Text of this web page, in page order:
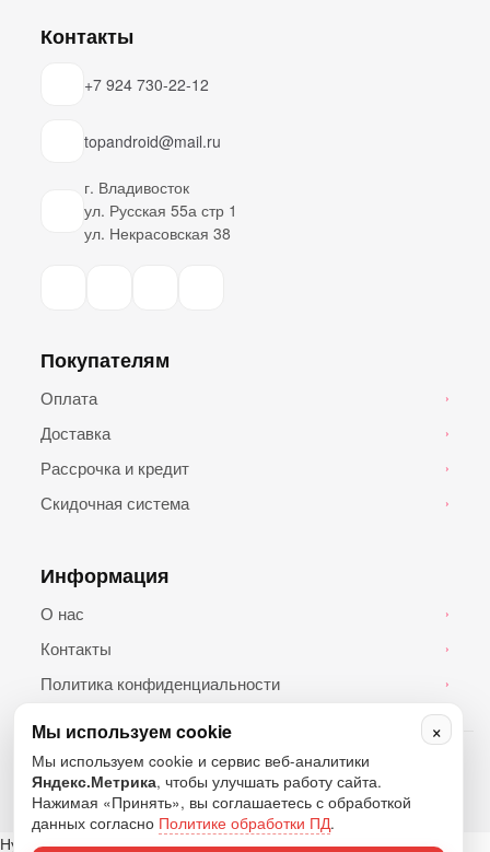
Контакты
+7 924 730-22-12
topandroid@mail.ru
г. Владивосток
ул. Русская 55а стр 1
ул. Некрасовская 38
Покупателям
Оплата ›
Доставка ›
Рассрочка и кредит ›
Скидочная система ›
Информация
О нас ›
Контакты ›
Политика конфиденциальности ›
© 2026 Топ Андроид. Все права защищены.
×
Мы используем cookie
Мы используем cookie и сервис веб-аналитики
Яндекс.Метрика, чтобы улучшать работу сайта.
Нажимая «Принять», вы соглашаетесь с обработкой
данных согласно Политике обработки ПД.
Нужна помощь?